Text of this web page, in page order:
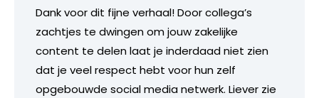
Dank voor dit fijne verhaal! Door collega’s
zachtjes te dwingen om jouw zakelijke
content te delen laat je inderdaad niet zien
dat je veel respect hebt voor hun zelf
opgebouwde social media netwerk. Liever zie